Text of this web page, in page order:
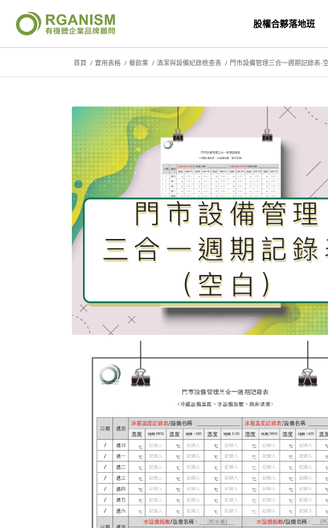
股權合夥落地班
首頁 / 實用表格 / 餐飲業 / 清潔與設備紀錄檢查表 / 門市設備管理三合一週期記錄表-